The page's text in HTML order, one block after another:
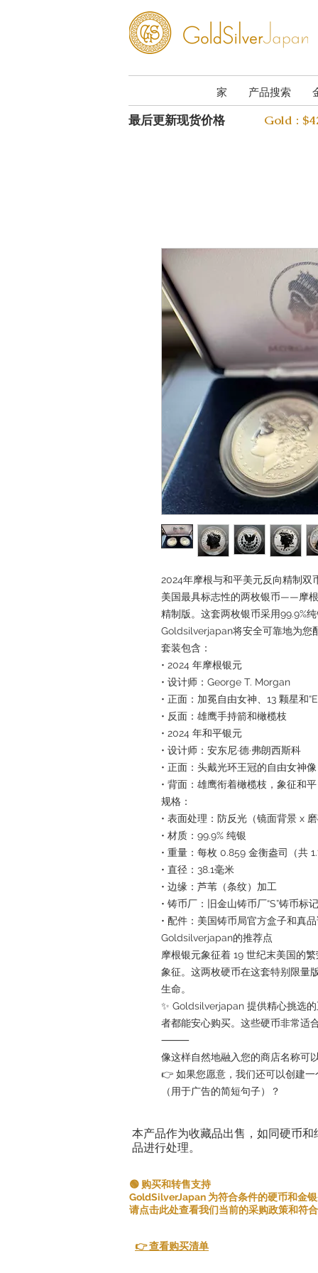
家 产品搜索
最后更新现货价格 Gold :
2024年摩根与和平美元反向精制双
美国最具标志性的两枚银币——摩
精制版。这套两枚银币采用99.9%
Goldsilverjapan将安全可靠地为您
套装包含：
• 2024 年摩根银元
• 设计师：George T. Morgan
• 正面：加冕自由女神、13 颗星和
• 反面：雄鹰手持箭和橄榄枝
• 2024 年和平银元
• 设计师：安东尼·德·弗朗西斯科
• 正面：头戴光环王冠的自由女神像
• 背面：雄鹰衔着橄榄枝，象征和平
规格：
• 表面处理：防反光（镜面背景 x
• 材质：99.9% 纯银
• 重量：每枚 0.859 金衡盎司（共
• 直径：38.1毫米
• 边缘：芦苇（条纹）加工
• 铸币厂：旧金山铸币厂“S”铸币标记
• 配件：美国铸币局官方盒子和真
Goldsilverjapan的推荐点
摩根银元象征着 19 世纪末美国的
象征。这两枚硬币在这套特别限量
生命。
✨ Goldsilverjapan 提供精心挑选
者都能安心购买。这些硬币非常适
⸻
像这样自然地融入您的商店名称可
👉 如果您愿意，我们还可以创建
（用于广告的简短句子）？
本产品作为收藏品出售，如同硬币
品进行处理。
🟢 购买和转售支持
GoldSilverJapan 为符合条件的硬币和金
请点击此处查看我们当前的采购政策和符
👉 查看购买清单